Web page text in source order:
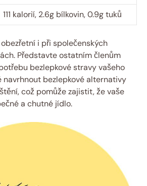
111 kalorií, 2.6g bílkovin, 0.9g tuků
i při společenských
Představte ostatním členům
bezlepkové stravy vašeho
navrhnout bezlepkové alternativy
což pomůže zajistit, že vaše
a chutné jídlo.